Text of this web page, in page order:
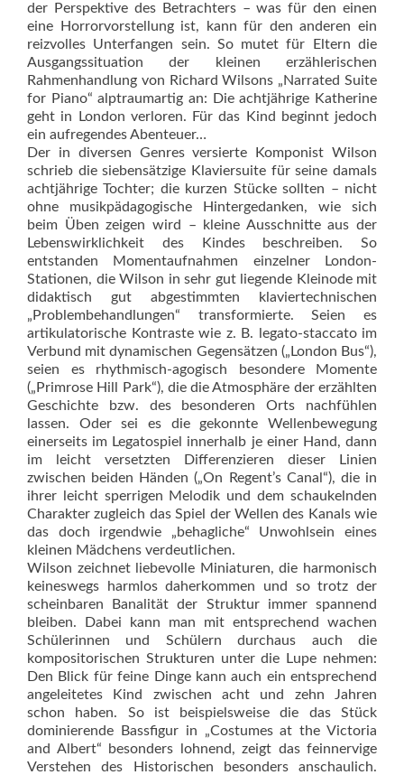
der Perspektive des Betrachters – was für den einen
eine Horrorvorstellung ist, kann für den anderen ein
reizvolles Unterfangen sein. So mutet für Eltern die
Ausgangssituation der kleinen erzählerischen
Rahmenhandlung von Richard Wilsons „Narrated Suite
for Piano“ alptraumartig an: Die achtjährige Katherine
geht in London verloren. Für das Kind beginnt jedoch
ein aufregendes Abenteuer…
Der in diversen Genres versierte Komponist Wilson
schrieb die siebensätzige Klaviersuite für seine damals
achtjährige Tochter; die kurzen Stücke sollten – nicht
ohne musikpädagogische Hintergedanken, wie sich
beim Üben zeigen wird – kleine Ausschnitte aus der
Lebenswirklichkeit des Kindes beschreiben. So
entstanden Momentaufnahmen einzelner London-
Stationen, die Wilson in sehr gut liegende Kleinode mit
didaktisch gut abgestimmten klaviertechnischen
„Problembehandlungen“ transformierte. Seien es
artikulatorische Kontraste wie z. B. legato-staccato im
Verbund mit dynamischen Gegensätzen („London Bus“),
seien es rhythmisch-agogisch besondere Momente
(„Primrose Hill Park“), die die Atmosphäre der erzählten
Geschichte bzw. des besonderen Orts nachfühlen
lassen. Oder sei es die gekonnte Wellenbewegung
einerseits im Legatospiel innerhalb je einer Hand, dann
im leicht versetzten Differenzieren dieser Linien
zwischen beiden Händen („On Regent’s Canal“), die in
ihrer leicht sperrigen Melodik und dem schaukelnden
Charakter zugleich das Spiel der Wellen des Kanals wie
das doch irgendwie „behagliche“ Unwohlsein eines
kleinen Mädchens verdeutlichen.
Wilson zeichnet liebevolle Miniaturen, die harmonisch
keineswegs harmlos daherkommen und so trotz der
scheinbaren Banalität der Struktur immer spannend
bleiben. Dabei kann man mit entsprechend wachen
Schülerinnen und Schülern durchaus auch die
kompositorischen Strukturen unter die Lupe nehmen:
Den Blick für feine Dinge kann auch ein entsprechend
angeleitetes Kind zwischen acht und zehn Jahren
schon haben. So ist beispielsweise die das Stück
dominierende Bassfigur in „Costumes at the Victoria
and Albert“ besonders lohnend, zeigt das feinnervige
Verstehen des Historischen besonders anschaulich.